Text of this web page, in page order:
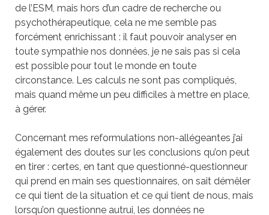
de l’ESM, mais hors d’un cadre de recherche ou
psychothérapeutique, cela ne me semble pas
forcément enrichissant : il faut pouvoir analyser en
toute sympathie nos données, je ne sais pas si cela
est possible pour tout le monde en toute
circonstance. Les calculs ne sont pas compliqués,
mais quand même un peu difficiles à mettre en place,
à gérer.
Concernant mes reformulations non-allégeantes j’ai
également des doutes sur les conclusions qu’on peut
en tirer : certes, en tant que questionné-questionneur
qui prend en main ses questionnaires, on sait démêler
ce qui tient de la situation et ce qui tient de nous, mais
lorsqu’on questionne autrui, les données ne